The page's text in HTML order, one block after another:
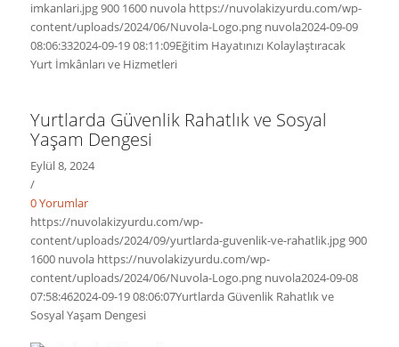
imkanlari.jpg900 1600 nuvola https://nuvolakizyurdu.com/wp-
content/uploads/2024/06/Nuvola-Logo.png nuvola2024-09-09
08:06:332024-09-19 08:11:09Eğitim Hayatınızı Kolaylaştıracak
Yurt İmkânları ve Hizmetleri
Yurtlarda Güvenlik Rahatlık ve Sosyal
Yaşam Dengesi
Eylül 8, 2024
/
0 Yorumlar
https://nuvolakizyurdu.com/wp-
content/uploads/2024/09/yurtlarda-guvenlik-ve-rahatlik.jpg900
1600 nuvola https://nuvolakizyurdu.com/wp-
content/uploads/2024/06/Nuvola-Logo.png nuvola2024-09-08
07:58:462024-09-19 08:06:07Yurtlarda Güvenlik Rahatlık ve
Sosyal Yaşam Dengesi